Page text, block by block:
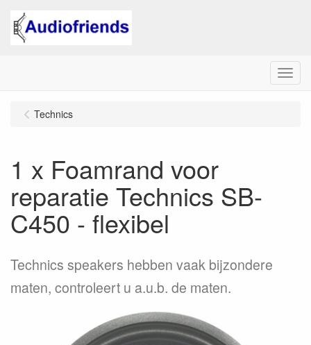
Menu
Technics
1 x Foamrand voor
reparatie Technics SB-
C450 - flexibel
Technics speakers hebben vaak bijzondere
maten, controleert u a.u.b. de maten.